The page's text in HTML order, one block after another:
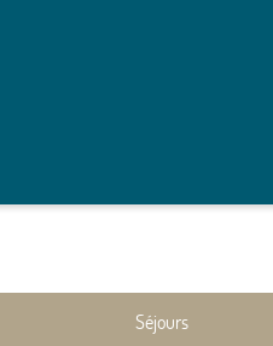
Séjours